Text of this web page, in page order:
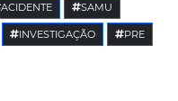
ACIDENTE SAMU
INVESTIGAÇÃO PRE